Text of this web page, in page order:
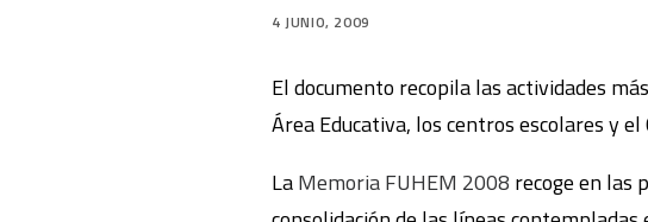
4 JUNIO, 2009
El documento recopila las actividades
Área Educativa, los centros escolares y
LaMemoria FUHEM 2008 recoge en las